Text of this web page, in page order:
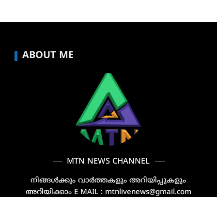
ABOUT ME
MTN NEWS CHANNEL
നിങ്ങൾക്കും വാർത്തകളും അറിയിപ്പുകളും
അറിയിക്കാം E MAIL : mtnlivenews@gmail.com